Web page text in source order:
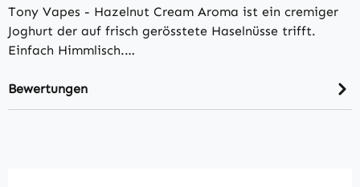
Tony Vapes - Hazelnut Cream Aroma ist ein cremiger
Joghurt der auf frisch gerösstete Haselnüsse trifft.
Einfach Himmlisch.…
Bewertungen